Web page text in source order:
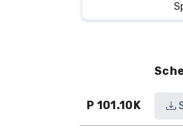
P 101.10K